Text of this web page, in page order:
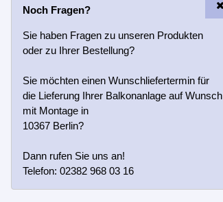
Noch Fragen?
Sie haben Fragen zu unseren Produkten
oder zu Ihrer Bestellung?
Sie möchten einen Wunschliefertermin für
die Lieferung Ihrer Balkonanlage auf Wunsch
mit Montage in
10367 Berlin?
Dann rufen Sie uns an!
Telefon: 02382 968 03 16